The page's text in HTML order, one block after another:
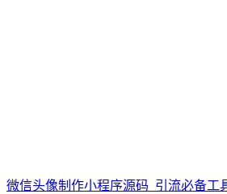
微信头像制作小程序源码_引流必备工